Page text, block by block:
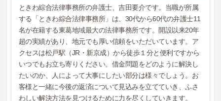
ときわ綜合法律事務所の弁護士、吉田要介です。当職が所属
する「ときわ綜合法律事務所」は、30代から60代の弁護士11
名が在籍する東葛地域最大の法律事務所です。開設以来20年
超の実績があり、地元でも厚い信頼をいただいています。ア
クセスは松戸駅（JR・新京成）から徒歩１分と便利ですから
いつでもお立ち寄りください。借金問題をどのように解決し
たいのか、人によって大事にしたい部分は様々でしょう。お
客様と一緒に今後の返済について見込みを立てていき、ふさ
わしい解決方法を見つけるために力を尽くしていきます。